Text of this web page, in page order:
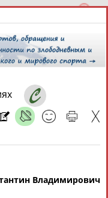
года,
поиск
Владимирович